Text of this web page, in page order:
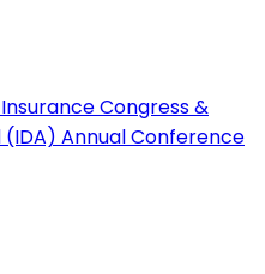
Congress &
Annual Conference